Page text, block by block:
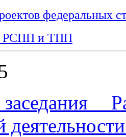
федеральных
РСПП и ТПП